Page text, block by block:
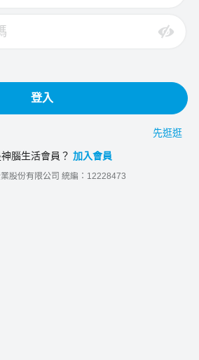
登入
先逛逛
腦生活會員？ 加入會員
股份有限公司 統編：12228473